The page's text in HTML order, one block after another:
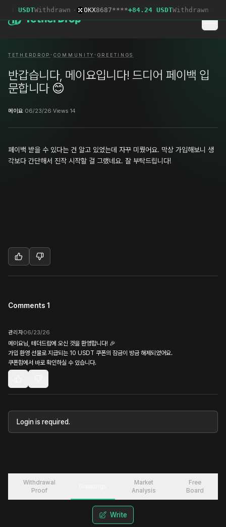
USDTWithdrawn · OKX8687****+84.24 USDTWithdrawn ·
TETHERDROP · COMMUNITY · GREETINGS
반갑습니다, 메이요입니다! 드디어 페이백 입
문합니다 😊
메이요·06/23/26·Views 14
페이백 받을 수 있다는 건 알고 있었는데 자꾸 미뤘어요. 막상 가입해보니 생
각보다 간단해서 진작 시작할 걸 그랬네요. 잘 부탁드립니다!
Comments 1
관리자06/23/26
메이요님, 테더드랍에 오신 것을 환영합니다! 🎉
가입 환영 선물로 지급되는 10 USDT 쿠폰의 잠금이 방금 해제되었어요.
쿠폰함에서 바로 확인하실 수 있습니다.
Login is required.
Withdrawal
Proof
Market
Analysis
Free
Board
Write